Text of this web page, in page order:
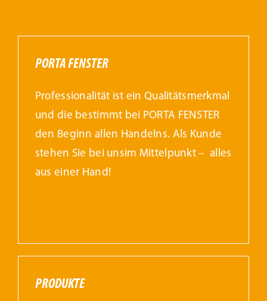
PORTA FENSTER
Professionalität ist ein Qualitätsmerkmal
und die bestimmt bei PORTA FENSTER
den Beginn allen Handelns. Als Kunde
stehen Sie bei unsim Mittelpunkt – alles
aus einer Hand!
PRODUKTE